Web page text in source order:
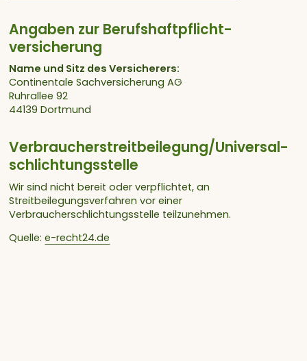
Angaben zur Berufs­haftpflicht­
versicherung
Name und Sitz des Versicherers:
Continentale Sachversicherung AG
Ruhrallee 92
44139 Dortmund
Verbraucher­streit­beilegung/Universal­
schlichtungs­stelle
Wir sind nicht bereit oder verpflichtet, an
Streitbeilegungsverfahren vor einer
Verbraucherschlichtungsstelle teilzunehmen.
Quelle:e-recht24.de